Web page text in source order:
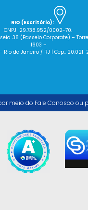
RIO (Escritório):
CNPJ 29.738.952/0002-70.
38 (Passeio Corporate) –
1603 –
Rio de Janeiro / RJ | Cep.: 20.021-
meio do Fale Conosco ou